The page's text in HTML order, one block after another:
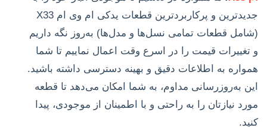
جدیدترین و پرکاربردترین قطعات یدکی ام وی ام X33
(شامل قطعات تمامی نسل‌ها و مدل‌ها) به‌روز نگه داریم
و تغییرات قیمت را در اسرع وقت اعمال نماییم تا شما
همواره به اطلاعات دقیق و بهینه دسترسی داشته باشید.
این به‌روزرسانی مداوم، به شما امکان می‌دهد تا قطعه
مورد نیازتان را به راحتی و با اطمینان از موجودی، پیدا
کنید.